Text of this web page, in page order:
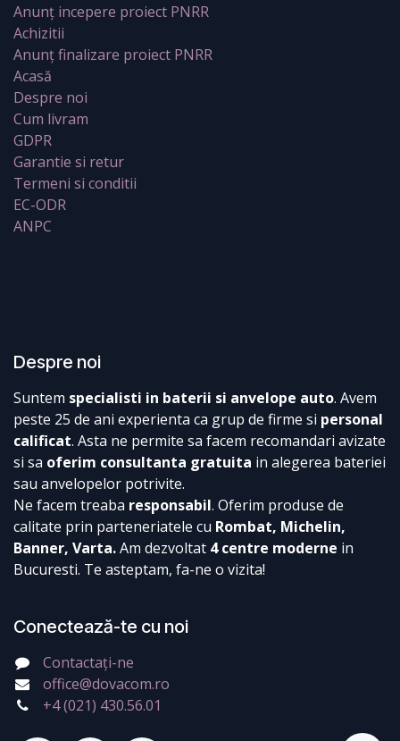
Anunț incepere proiect PNRR
Achizitii
Anunț finalizare proiect PNRR
Acasă
Despre noi
Cum livram
GDPR
Garantie si retur
Termeni si conditii
EC-ODR
ANPC
Despre noi
Suntem specialisti in baterii si anvelope auto. Avem
peste 25 de ani experienta ca grup de firme si personal
calificat. Asta ne permite sa facem recomandari avizate
si sa oferim consultanta gratuita in alegerea bateriei
sau anvelopelor potrivite.
Ne facem treaba responsabil. Oferim produse de
calitate prin parteneriatele cu Rombat, Michelin,
Banner, Varta.Am dezvoltat 4 centre moderne in
Bucuresti. Te asteptam, fa-ne o vizita!
Conectează-te cu noi
Contactați-ne
office@dovacom.ro
+4 (021) 430.56.01